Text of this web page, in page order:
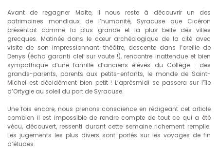
Avant de regagner Malte, il nous reste à découvrir un des
patrimoines mondiaux de l’humanité, Syracuse que Cicéron
présentait comme la plus grande et la plus belle des villes
grecques. Matinée dans le cœur archéologique de la cité avec
visite de son impressionnant théâtre, descente dans l’oreille de
Denys (écho garanti clef sur voute !), rencontre inattendue et bien
sympathique d’une famille d’anciens élèves du Collège : des
grands-parents, parents aux petits-enfants, le monde de Saint-
Michel est décidément bien petit ! L’aprèsmidi se passera sur l’île
d’Ortygie au soleil du port de Syracuse.
Une fois encore, nous prenons conscience en rédigeant cet article
combien il est impossible de rendre compte de tout ce qui a été
vécu, découvert, ressenti durant cette semaine richement remplie.
Les jugements les plus divers sont portés sur les voyages de fin
d’études.